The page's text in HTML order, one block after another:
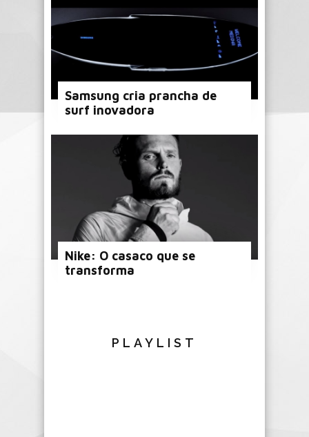
Samsung cria prancha de
surf inovadora
Nike: O casaco que se
transforma
PLAYLIST